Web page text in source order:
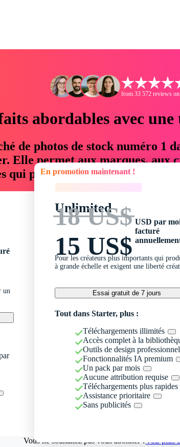
from 33 572 reviews
abordables avec
de photos de stock numéro 1
Elle permet aux marques, aux
qui permettent d'économiser
un
En promotion maintenant !
Unlimited
18 US$
15 US$
USD par
facturé
Pour les créateurs plus importants qui
à grande échelle et exigent une liberté
Essai gratuit de 7 jours
Tout dans Starter, plus :
Téléchargements illimités
Accès complet à la
Outils de design
Fonctionnalités IA premium
Un pack par mois
Aucune attribution requise
Téléchargements plus rapides
Assistance prioritaire
Sans publicités
Vous ne souhaitez pas vous abonner ?Voir plus